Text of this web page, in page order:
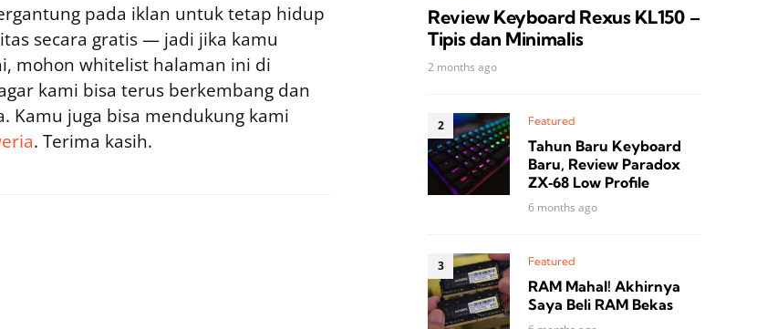
pada iklan untuk tetap hidup
secara gratis — jadi jika kamu
mohon whitelist halaman ini di
kami bisa terus berkembang dan
Kamu juga bisa mendukung kami
. Terima kasih.
Review Keyboard Rexus KL150 –
Tipis dan Minimalis
2 months ago
Featured
Tahun Baru Keyboard
Baru, Review Paradox
ZX‑68 Low Profile
6 months ago
Featured
RAM Mahal! Akhirnya
Saya Beli RAM Bekas